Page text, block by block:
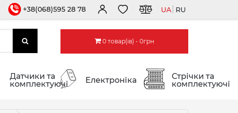
+38(068)595 28 78 UA RU
0 товар(ів) - 0грн
Датчики та
комплектуючі
Електроніка
Стрічки та
комплектуючі